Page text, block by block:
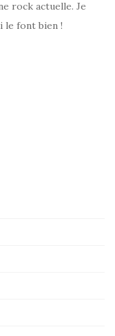
rock actuelle. Je
le font bien !